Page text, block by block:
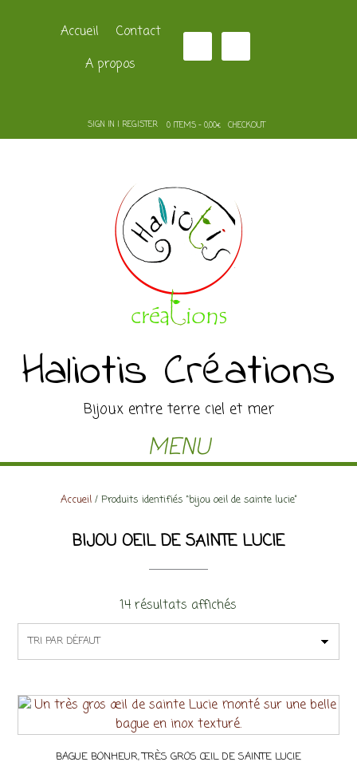
Accueil
Contact
A propos
SIGN IN | REGISTER 0 ITEMS - 0,00€ CHECKOUT
Haliotis Créations
Bijoux entre terre ciel et mer
MENU
Accueil/ Produits identifiés “bijou oeil de sainte lucie”
BIJOU OEIL DE SAINTE LUCIE
14 résultats affichés
BAGUE BONHEUR, TRÈS GROS ŒIL DE SAINTE LUCIE